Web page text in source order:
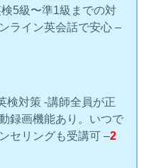
5級〜準1級までの対
ライン英会話で安心 –
検対策 -講師全員が正
録画機能あり。いつで
セリングも受講可 –2